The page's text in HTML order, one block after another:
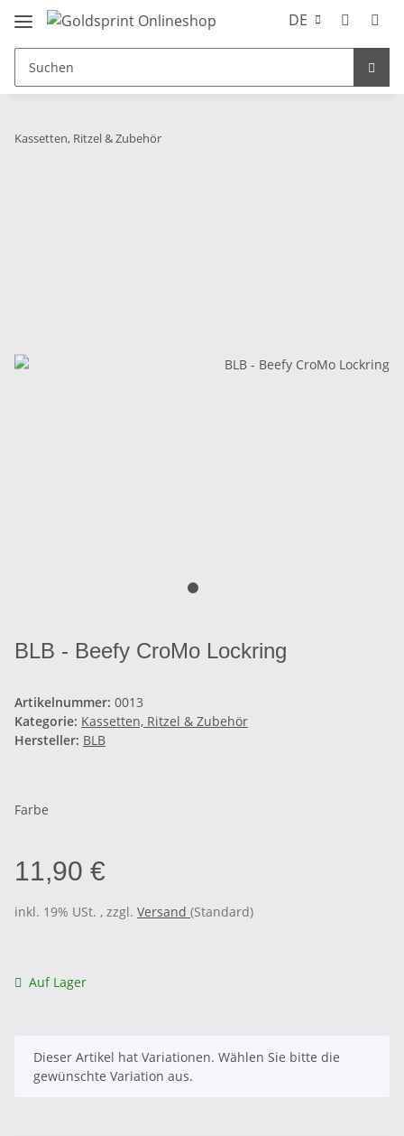
DE
Kassetten, Ritzel & Zubehör
BLB - Beefy CroMo Lockring
Artikelnummer: 0013
Kategorie: Kassetten, Ritzel & Zubehör
Hersteller: BLB
Farbe
11,90 €
inkl. 19% USt. , zzgl. Versand (Standard)
Auf Lager
x
Dieser Artikel hat Variationen. Wählen Sie bitte die
gewünschte Variation aus.